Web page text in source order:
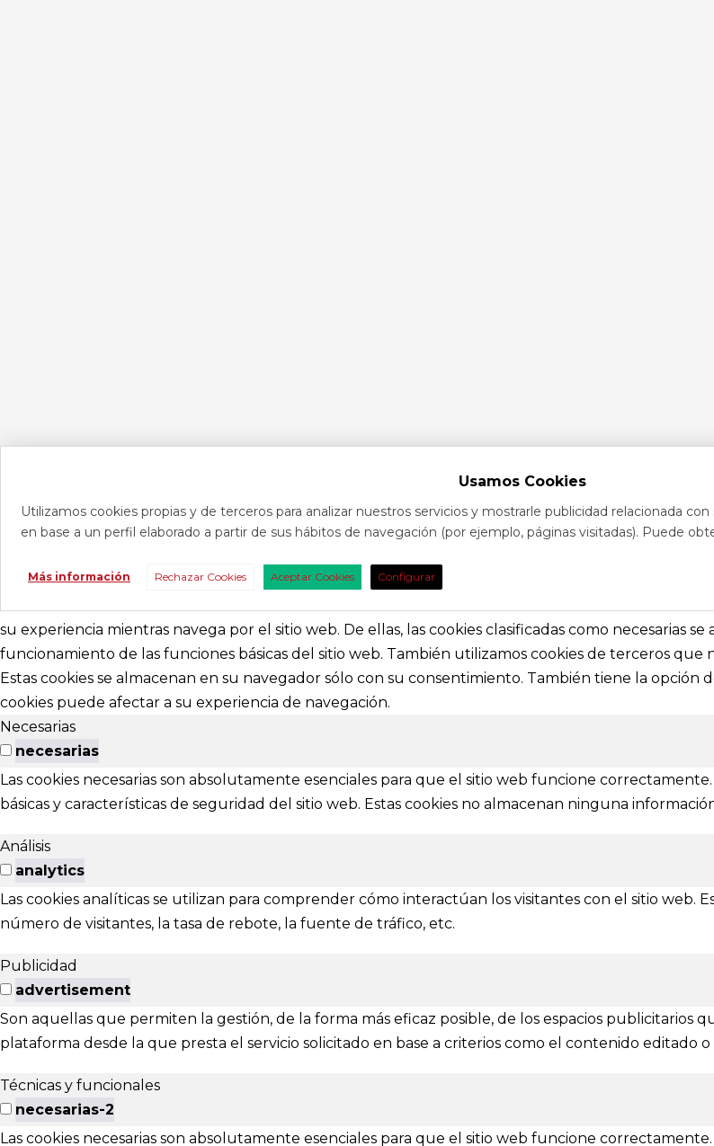
Consúltanos sobre eventos y espectáculos o contacta con
nosotros para solictar información general
abracadabra@festivalvivelamagia.es
festivalvivelamagia.es
Ponferrada Ávila
© 2025 - Festival Internacional Vive la Magia / Todos los derechos
Usamos Cookies
Utilizamos cookies propias y de terceros para analizar nuestros servicios y mostrarle publicidad relacionada
en base a un perfil elaborado a partir de sus hábitos de navegación (por ejemplo, páginas visitadas). Puede
Más información Rechazar Cookies Aceptar Cookies Configurar
su experiencia mientras navega por el sitio web. De ellas, las cookies clasificadas como necesarias
funcionamiento de las funciones básicas del sitio web. También utilizamos cookies de terceros
Estas cookies se almacenan en su navegador sólo con su consentimiento. También tiene la opción
cookies puede afectar a su experiencia de navegación.
Necesarias
necesarias
Las cookies necesarias son absolutamente esenciales para que el sitio web funcione
básicas y características de seguridad del sitio web. Estas cookies no almacenan ninguna
Análisis
analytics
Las cookies analíticas se utilizan para comprender cómo interactúan los visitantes con el sitio web.
número de visitantes, la tasa de rebote, la fuente de tráfico, etc.
Publicidad
advertisement
Son aquellas que permiten la gestión, de la forma más eficaz posible, de los espacios publicitarios
plataforma desde la que presta el servicio solicitado en base a criterios como el contenido editado
Técnicas y funcionales
necesarias-2
Las cookies necesarias son absolutamente esenciales para que el sitio web funcione